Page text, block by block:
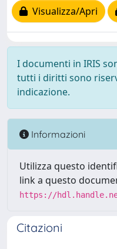
Visualizza/Apri
I documenti in IRIS
tutti i diritti sono
indicazione.
Informazioni
Utilizza questo
link a questo
https://
Citazioni